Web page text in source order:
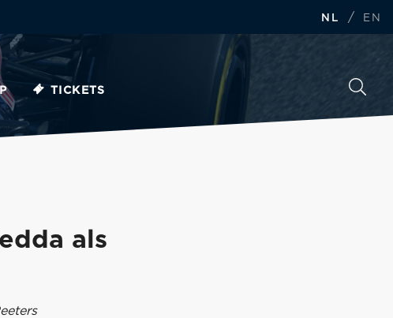
NL / EN
TICKETS
als